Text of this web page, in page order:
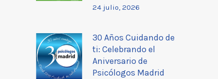
24 julio, 2026
30 Años Cuidando de
ti: Celebrando el
Aniversario de
Psicólogos Madrid